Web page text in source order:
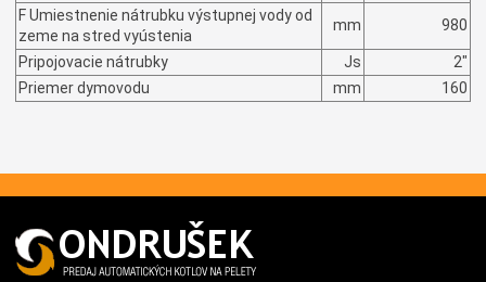
F Umiestnenie nátrubku výstupnej vody od
zeme na stred vyústenia
mm 980
Pripojovacie nátrubky Js
2"
Priemer dymovodu
mm 160